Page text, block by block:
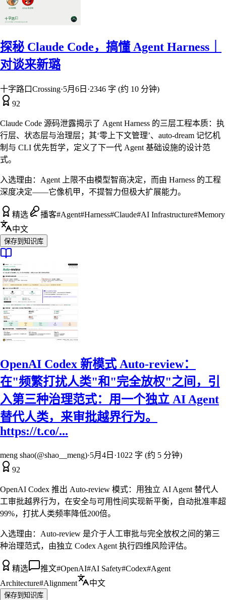
探秘 Claude Code，搞懂 Agent Harness｜
对谈来新璐
十字路口Crossing·5月6日 ·2346 字 (约 10 分钟)
92
Claude Code 源码泄露揭示了 Agent Harness 的三层工程本质：执
行层、状态层与治理层；其‘零上下文管理’、auto-dream 记忆机
制与 CLI 优先哲学，定义了下一代 Agent 基础设施的设计范
式。
入选理由： Agent 上限不由模型智商决定，而由 Harness 的工程
深度决定——它像机甲，不提智力但极大扩展能力。
精选 播客#Agent#Harness#Claude#AI Infrastructure#Memory
中文
保存到知识库
OpenAI Codex 新模式 Auto-review：
在"频繁打扰人类"和"完全放权"之间，引
入第三种治理范式：用一个独立 AI Agent
替代人类，来审批越界行为。
https://t.co/...
meng shao(@shao__meng)·5月4日 ·1022 字 (约 5 分钟)
92
OpenAI Codex 推出 Auto-review 模式：用独立 AI Agent 替代人
工审批越界行为，在安全与可用性间实现新平衡，自动批准率超
99%，打扰人类频率降低200倍。
入选理由： Auto-review 是介于人工审批与完全放权之间的第三
种治理范式，由独立 Codex Agent 执行四维风险评估。
精选 推文#OpenAI#AI Safety#Codex#Agent
Architecture#Alignment 中文
保存到知识库